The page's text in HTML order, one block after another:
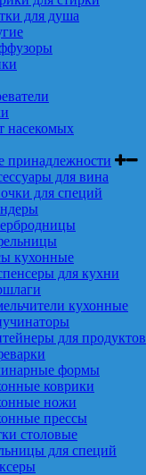
для душа
насекомых
принадлежности
для вина
для специй
кухонные
для кухни
кухонные
для продуктов
формы
коврики
ножи
прессы
столовые
для специй